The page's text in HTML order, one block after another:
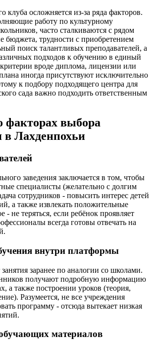
клуба осложняется из-за ряда факторов.
работу по культурному
часто сталкиваются с рядом
бюджета, трудности с приобретением
поиск талантливых преподавателей, а
подходов к обучению в единый
вроде диплома, лицензии или
иногда присутствуют исключительно
к подбору подходящего центра для
сада важно подходить ответственным
факторах выбора
в Лахденпохьи
заведения заключается в том, чтобы
специалисты (желательно с долгим
сотрудников - повысить интерес детей
а также извлекать положительные
- не теряться, если ребёнок проявляет
всегда готовы отвечать на
внутри платформы
заранее по аналогии со школами.
получают подробную информацию
а также построении уроков (теория,
Разумеется, не все учреждения
программу - отсюда вытекает низкая
материалов